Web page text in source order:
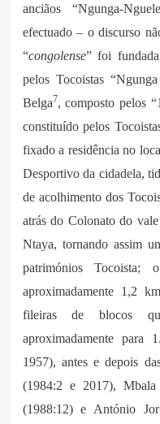
anciãos “Ngunga-
efectuado – o discurso
“congolense” foi
pelos Tocoistas
Belga7, composto pelos
constituído pelos
fixado a residência no
Desportivo da cidadela,
de acolhimento dos
atrás do Colonato do
Ntaya, tornando assim
patrimónios
aproximadamente 1,2
fileiras de blocos
aproximadamente para
1957), antes e depois
(1984:2 e 2017),
(1988:12) e António